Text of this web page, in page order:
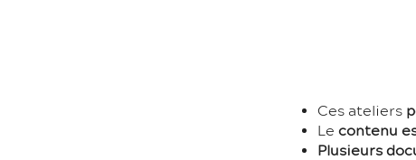
Ces ateliers
Le contenu
Plusieurs